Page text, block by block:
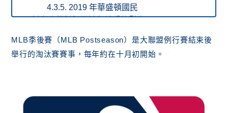
2019 年華盛頓國民
制度改革對觀賞性與競爭的影響
競爭性改變
免費MLB季後賽直播、線上投注
MLB季後賽（MLB Postseason）是大聯盟例行賽結束後
舉行的淘汰賽賽事，每年約在十月初開始。